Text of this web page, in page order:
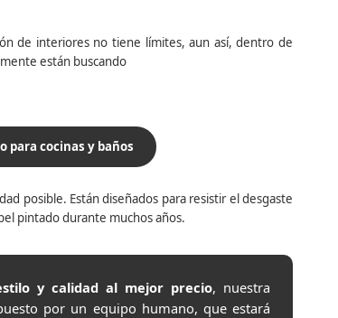
de interiores no tiene límites, aun así, dentro de
están buscando
para cocinas y baños
posible. Están diseñados para resistir el desgaste
pintado durante muchos años.
y calidad al mejor precio, nuestra
por un equipo humano, que estará